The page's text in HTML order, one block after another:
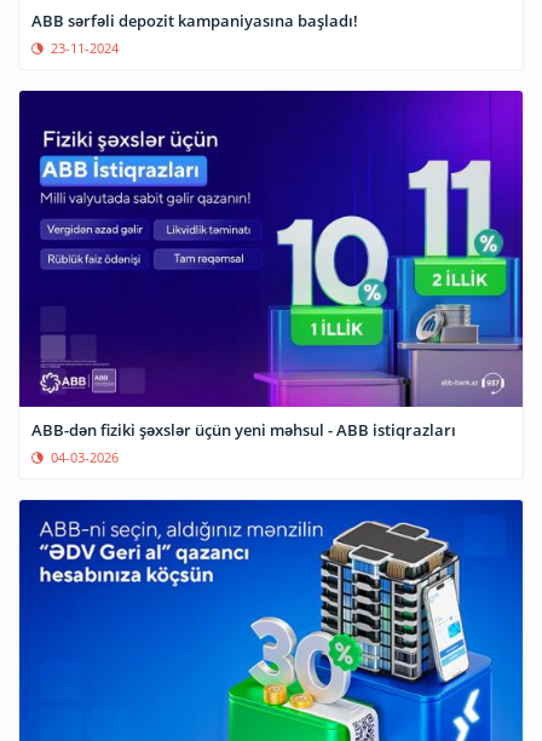
ABB sərfəli depozit kampaniyasına başladı!
23-11-2024
ABB-dən fiziki şəxslər üçün yeni məhsul - ABB istiqrazları
04-03-2026